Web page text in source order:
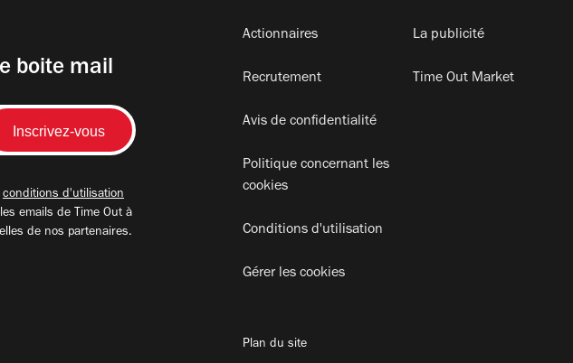
boite mail
conditions d'utilisation
emails de Time Out à
de nos partenaires.
Actionnaires
Recrutement
Avis de confidentialité
Politique concernant les
cookies
Conditions d'utilisation
Gérer les cookies
La publicité
Time Out Market
Plan du site